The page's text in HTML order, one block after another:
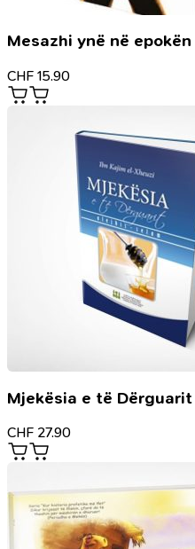
Mesazhi ynë në
CHF 15.90
Mjekësia e të
CHF 27.90